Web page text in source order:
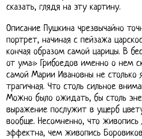
сказать, глядя на эту картину.
Описание Пушкина чрезвычайно
портрет, начиная с пейзажа
кончая образом самой царицы. В
от ума» Грибоедов именно о нем
самой Марии Ивановны не столько
трагичная. Что столь сильное
Можно было ожидать, бы столь
выражение послужит в ущерб
вообще. Несомненно, что живопись
эффектна, чем живопись